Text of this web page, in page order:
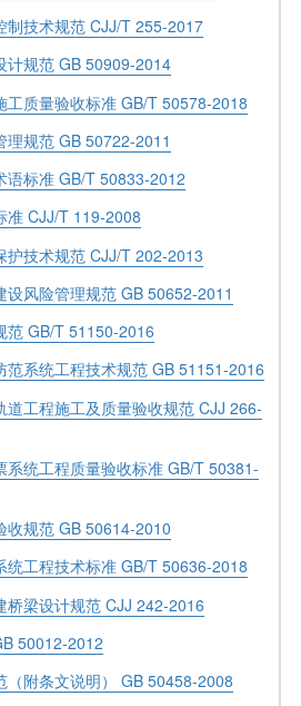
制技术规范 CJJ/T 255-2017
计规范 GB 50909-2014
工质量验收标准 GB/T 50578-2018
理规范 GB 50722-2011
语标准 GB/T 50833-2012
准 CJJ/T 119-2008
护技术规范 CJJ/T 202-2013
风险管理规范 GB 50652-2011
范 GB/T 51150-2016
范系统工程技术规范 GB 51151-2016
道工程施工及质量验收规范 CJJ 266-
系统工程质量验收标准 GB/T 50381-
收规范 GB 50614-2010
统工程技术标准 GB/T 50636-2018
桥梁设计规范 CJJ 242-2016
50012-2012
（附条文说明） GB 50458-2008